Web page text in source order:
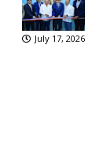
July 17, 2026